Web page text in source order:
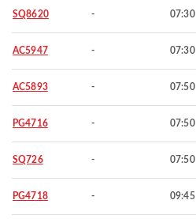
SQ8620 - 07:30
AC5947 - 07:30
AC5893 - 07:50
PG4716 - 07:50
SQ726 - 07:50
PG4718 - 09:45